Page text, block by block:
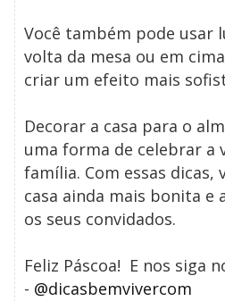
Você também pode usar
volta da mesa ou em
criar um efeito mais
Decorar a casa para o
uma forma de celebrar a
família. Com essas dicas,
casa ainda mais bonita e
os seus convidados.
Feliz Páscoa! E nos siga
- @dicasbemvivercom